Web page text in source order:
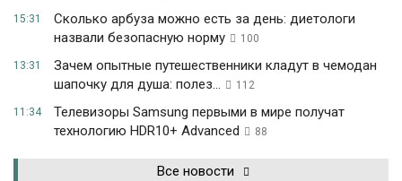
15:31
Сколько арбуза можно есть за день: диетологи
назвали безопасную норму
100
13:31
Зачем опытные путешественники кладут в чемодан
шапочку для душа: полез...
112
11:34
Телевизоры Samsung первыми в мире получат
технологию HDR10+ Advanced
88
Все новости